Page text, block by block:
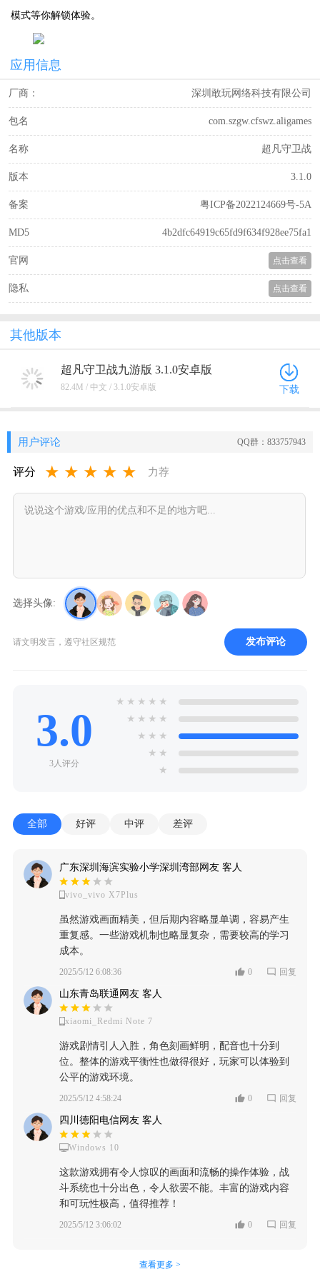
模式等你解锁体验。
应用信息
厂商： 深圳敢玩网络科技有限公司
包名 com.szgw.cfswz.aligames
名称 超凡守卫战
版本 3.1.0
备案 粤ICP备2022124669号-5A
MD5 4b2dfc64919c65fd9f634f928ee75fa1
官网 点击查看
隐私 点击查看
其他版本
超凡守卫战九游版 3.1.0安卓版
82.4M / 中文 / 3.1.0安卓版 下载
用户评论 QQ群：833757943
评分 ★ ★ ★ ★ ★ 力荐
选择头像:
请文明发言，遵守社区规范 发布评论
3.0
3人评分
★ ★ ★ ★ ★
★ ★ ★ ★
★ ★ ★
★ ★
★
全部 好评 中评 差评
广东深圳海滨实验小学深圳湾部网友 客人
vivo_vivo X7Plus
虽然游戏画面精美，但后期内容略显单调，容易产生
重复感。一些游戏机制也略显复杂，需要较高的学习
成本。
2025/5/12 6:08:36 0 回复
山东青岛联通网友 客人
xiaomi_Redmi Note 7
游戏剧情引人入胜，角色刻画鲜明，配音也十分到
位。整体的游戏平衡性也做得很好，玩家可以体验到
公平的游戏环境。
2025/5/12 4:58:24 0 回复
四川德阳电信网友 客人
Windows 10
这款游戏拥有令人惊叹的画面和流畅的操作体验，战
斗系统也十分出色，令人欲罢不能。丰富的游戏内容
和可玩性极高，值得推荐！
2025/5/12 3:06:02 0 回复
查看更多 >